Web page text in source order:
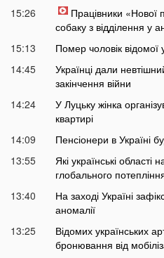
15:26
Працівники
собаку з відділення у
15:13
Помер чоловік відомої
14:45
Українці дали
закінчення війни
14:24
У Луцьку жінка
квартирі
14:09
Пенсіонери в Україні
13:55
Які українські
глобального
13:40
На заході Україні
аномалії
13:25
Відомих українських
бронювання від